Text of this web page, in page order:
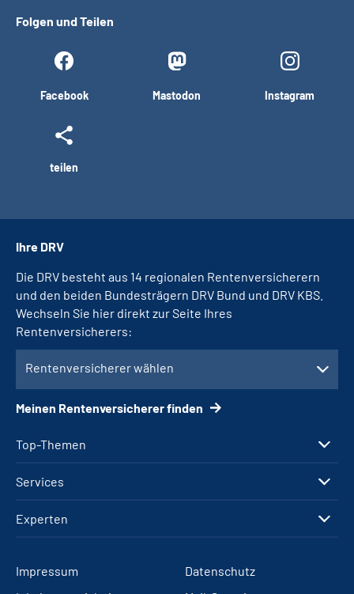
Folgen und Teilen
Facebook Mastodon Instagram
teilen
Top-Themen
Services
Experten
Ihre DRV
Die DRV besteht aus 14 regionalen Rentenversicherern
und den beiden Bundesträgern DRV Bund und DRV KBS.
Wechseln Sie hier direkt zur Seite Ihres
Rentenversicherers:
Rentenversicherer wählen
Meinen Rentenversicherer finden
Impressum
Datenschutz